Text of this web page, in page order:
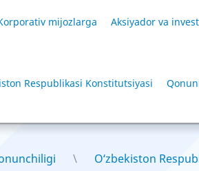
mijozlarga Aksiyador va
Respublikasi Konstitutsiyasi
O‘zbekiston